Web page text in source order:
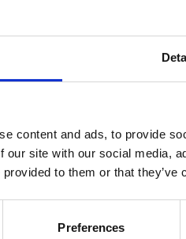
content and ads, to provide
our site with our social media,
provided to them or that
Preferences